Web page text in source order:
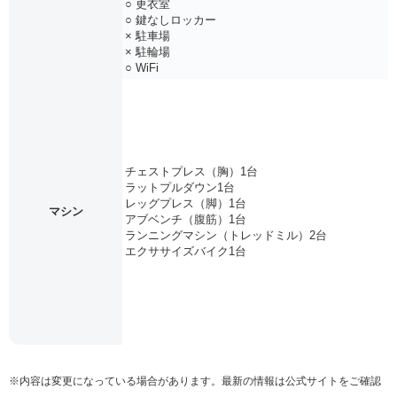
○ 更衣室
○ 鍵なしロッカー
× 駐車場
× 駐輪場
○ WiFi
マシン
チェストプレス（胸）1台
ラットプルダウン1台
レッグプレス（脚）1台
アブベンチ（腹筋）1台
ランニングマシン（トレッドミル）2台
エクササイズバイク1台
※内容は変更になっている場合があります。最新の情報は公式サイトをご確認